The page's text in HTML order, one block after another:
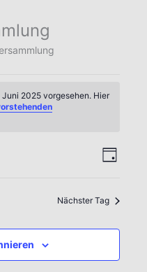
2025 vorgesehen. Hier
Tag
Nächster Tag